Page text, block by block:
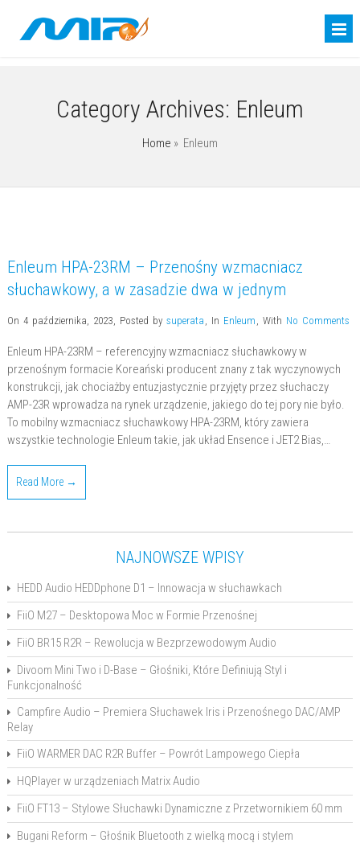
Category Archives: Enleum
Home » Enleum
Enleum HPA-23RM – Przenośny wzmacniacz
słuchawkowy, a w zasadzie dwa w jednym
On 4 października, 2023, Posted by superata , In Enleum , With No Comments
Enleum HPA-23RM – referencyjny wzmacniacz słuchawkowy w
przenośnym formacie Koreański producent znany z tak wyczynowych
konstrukcji, jak chociażby entuzjastycznie przyjęty przez słuchaczy
AMP-23R wprowadza na rynek urządzenie, jakiego do tej pory nie było.
To mobilny wzmacniacz słuchawkowy HPA-23RM, który zawiera
wszystkie technologie Enleum takie, jak układ Ensence i JET2 Bias,…
Read More →
NAJNOWSZE WPISY
HEDD Audio HEDDphone D1 – Innowacja w słuchawkach
FiiO M27 – Desktopowa Moc w Formie Przenośnej
FiiO BR15 R2R – Rewolucja w Bezprzewodowym Audio
Divoom Mini Two i D-Base – Głośniki, Które Definiują Styl i
Funkcjonalność
Campfire Audio – Premiera Słuchawek Iris i Przenośnego DAC/AMP
Relay
FiiO WARMER DAC R2R Buffer – Powrót Lampowego Ciepła
HQPlayer w urządzeniach Matrix Audio
FiiO FT13 – Stylowe Słuchawki Dynamiczne z Przetwornikiem 60 mm
Bugani Reform – Głośnik Bluetooth z wielką mocą i stylem